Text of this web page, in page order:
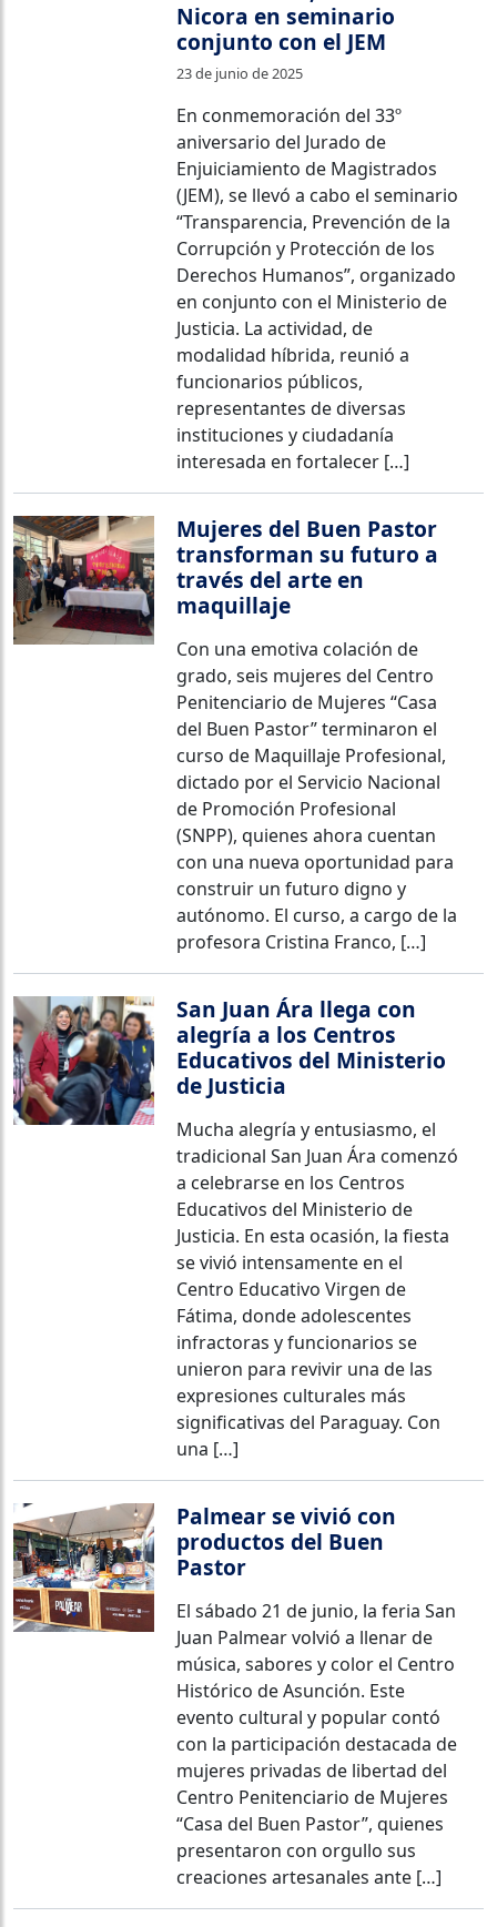
Nicora en seminario
conjunto con el JEM
23 de junio de 2025
En conmemoración del 33º
aniversario del Jurado de
Enjuiciamiento de Magistrados
(JEM), se llevó a cabo el seminario
“Transparencia, Prevención de la
Corrupción y Protección de los
Derechos Humanos”, organizado
en conjunto con el Ministerio de
Justicia. La actividad, de
modalidad híbrida, reunió a
funcionarios públicos,
representantes de diversas
instituciones y ciudadanía
interesada en fortalecer […]
Mujeres del Buen Pastor
transforman su futuro a
través del arte en
maquillaje
Con una emotiva colación de
grado, seis mujeres del Centro
Penitenciario de Mujeres “Casa
del Buen Pastor” terminaron el
curso de Maquillaje Profesional,
dictado por el Servicio Nacional
de Promoción Profesional
(SNPP), quienes ahora cuentan
con una nueva oportunidad para
construir un futuro digno y
autónomo. El curso, a cargo de la
profesora Cristina Franco, […]
San Juan Ára llega con
alegría a los Centros
Educativos del Ministerio
de Justicia
Mucha alegría y entusiasmo, el
tradicional San Juan Ára comenzó
a celebrarse en los Centros
Educativos del Ministerio de
Justicia. En esta ocasión, la fiesta
se vivió intensamente en el
Centro Educativo Virgen de
Fátima, donde adolescentes
infractoras y funcionarios se
unieron para revivir una de las
expresiones culturales más
significativas del Paraguay. Con
una […]
Palmear se vivió con
productos del Buen
Pastor
El sábado 21 de junio, la feria San
Juan Palmear volvió a llenar de
música, sabores y color el Centro
Histórico de Asunción. Este
evento cultural y popular contó
con la participación destacada de
mujeres privadas de libertad del
Centro Penitenciario de Mujeres
“Casa del Buen Pastor”, quienes
presentaron con orgullo sus
creaciones artesanales ante […]